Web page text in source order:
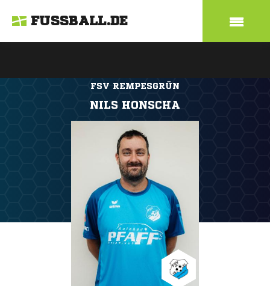
FUSSBALL.DE
FSV REMPESGRÜN
NILS HONSCHA